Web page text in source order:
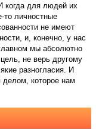
когда для людей их
то личностные
не имеют
и, конечно, у нас
мы абсолютно
не верь другому
разногласия. И
которое нам